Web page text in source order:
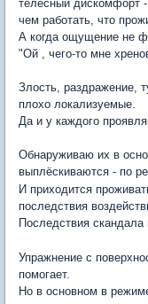
телесный дискомфорт
чем работать, что
А когда ощущение не
"Ой , чего-то мне
Злость, раздражение,
плохо локализуемые.
Да и у каждого
Обнаруживаю их в
выплёскиваются - по
И приходится
последствия
Последствия
Упражнение с
помогает.
Но в основном в